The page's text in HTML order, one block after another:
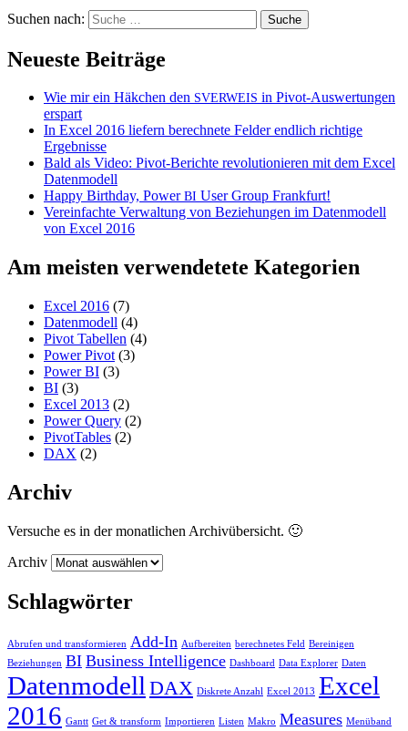
Suchen nach:
Neueste Beiträge
Wie mir ein Häkchen den SVERWEIS in Pivot-Auswertungen
erspart
In Excel 2016 liefern berechnete Felder endlich richtige
Ergebnisse
Bald als Video: Pivot-Berichte revolutionieren mit dem Excel
Datenmodell
Happy Birthday, PowerBI User Group Frankfurt!
Vereinfachte Verwaltung von Beziehungen im Datenmodell
von Excel 2016
Am meisten verwendetete Kategorien
Excel 2016 (7)
Datenmodell (4)
Pivot Tabellen (4)
Power Pivot (3)
Power BI (3)
BI (3)
Excel 2013 (2)
Power Query (2)
PivotTables (2)
DAX (2)
Archiv
Versuche es in der monatlichen Archivübersicht. 🙂
Archiv
Schlagwörter
Abrufen und transformieren Add-In Aufbereiten berechnetes Feld Bereinigen
Beziehungen BI Business Intelligence Dashboard Data Explorer Daten
Datenmodell DAX Diskrete Anzahl Excel 2013 Excel
2016 Gantt Get & transform Importieren Listen Makro Measures Menüband